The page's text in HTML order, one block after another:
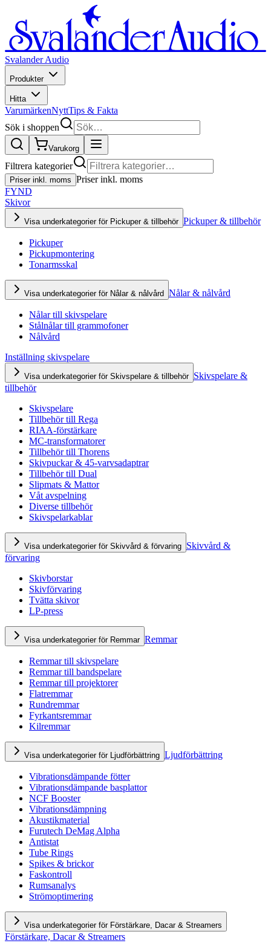
Svalander Audio
Produkter
Hitta
VarumärkenNyttTips & Fakta
Sök i shoppen
Varukorg
Filtrera kategorier
Priser inkl. moms Priser inkl. moms
FYND
Skivor
Visa underkategorier för Pickuper & tillbehör Pickuper & tillbehör
Pickuper
Pickupmontering
Tonarmsskal
Visa underkategorier för Nålar & nålvård Nålar & nålvård
Nålar till skivspelare
Stålnålar till grammofoner
Nålvård
Inställning skivspelare
Visa underkategorier för Skivspelare & tillbehör Skivspelare &
tillbehör
Skivspelare
Tillbehör till Rega
RIAA-förstärkare
MC-transformatorer
Tillbehör till Thorens
Skivpuckar & 45-varvsadaptrar
Tillbehör till Dual
Slipmats & Mattor
Våt avspelning
Diverse tillbehör
Skivspelarkablar
Visa underkategorier för Skivvård & förvaring Skivvård &
förvaring
Skivborstar
Skivförvaring
Tvätta skivor
LP-press
Visa underkategorier för Remmar Remmar
Remmar till skivspelare
Remmar till bandspelare
Remmar till projektorer
Flatremmar
Rundremmar
Fyrkantsremmar
Kilremmar
Visa underkategorier för Ljudförbättring Ljudförbättring
Vibrationsdämpande fötter
Vibrationsdämpande basplattor
NCF Booster
Vibrationsdämpning
Akustikmaterial
Furutech DeMag Alpha
Antistat
Tube Rings
Spikes & brickor
Faskontroll
Rumsanalys
Strömoptimering
Visa underkategorier för Förstärkare, Dacar & Streamers
Förstärkare, Dacar & Streamers